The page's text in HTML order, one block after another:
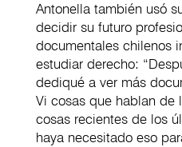
Antonella también usó
decidir su futuro
documentales chilenos
estudiar derecho:
dediqué a ver más
Vi cosas que hablan de
cosas recientes de los
haya necesitado eso